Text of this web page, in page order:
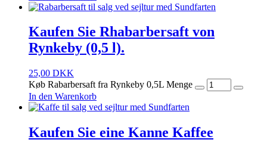
Kaufen Sie Rhabarbersaft von
Rynkeby (0,5 l).
25,00 DKK
Køb Rabarbersaft fra Rynkeby 0,5L Menge
In den Warenkorb
Kaufen Sie eine Kanne Kaffee